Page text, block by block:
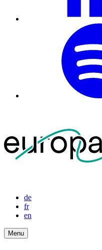
de
fr
en
Menu